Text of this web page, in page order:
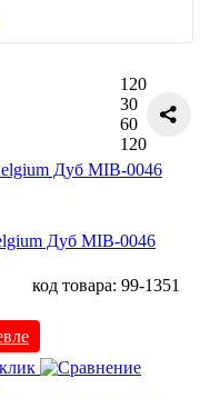
120
30
60
120
Дуб MIB-0046
код товара: 99-1351